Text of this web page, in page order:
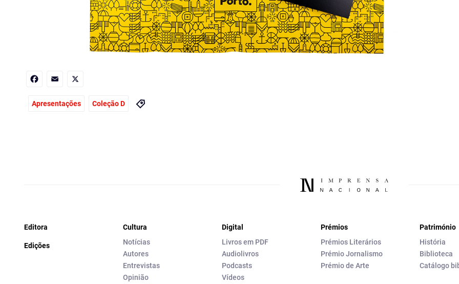
Facebook
Email
X
Apresentações Coleção D
Editora
Edições
Cultura
Notícias
Autores
Entrevistas
Opinião
Digital
Livros em PDF
Audiolivros
Podcasts
Vídeos
Prémios
Prémios Literários
Prémio Jornalismo
Prémio de Arte
Património
História
Biblioteca
Catálogo